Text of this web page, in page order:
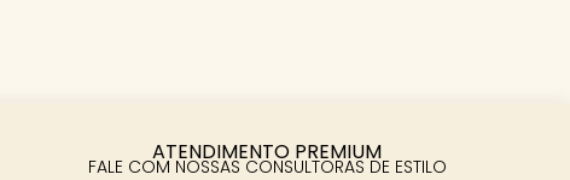
ATENDIMENTO PREMIUM
FALE COM NOSSAS CONSULTORAS DE ESTILO